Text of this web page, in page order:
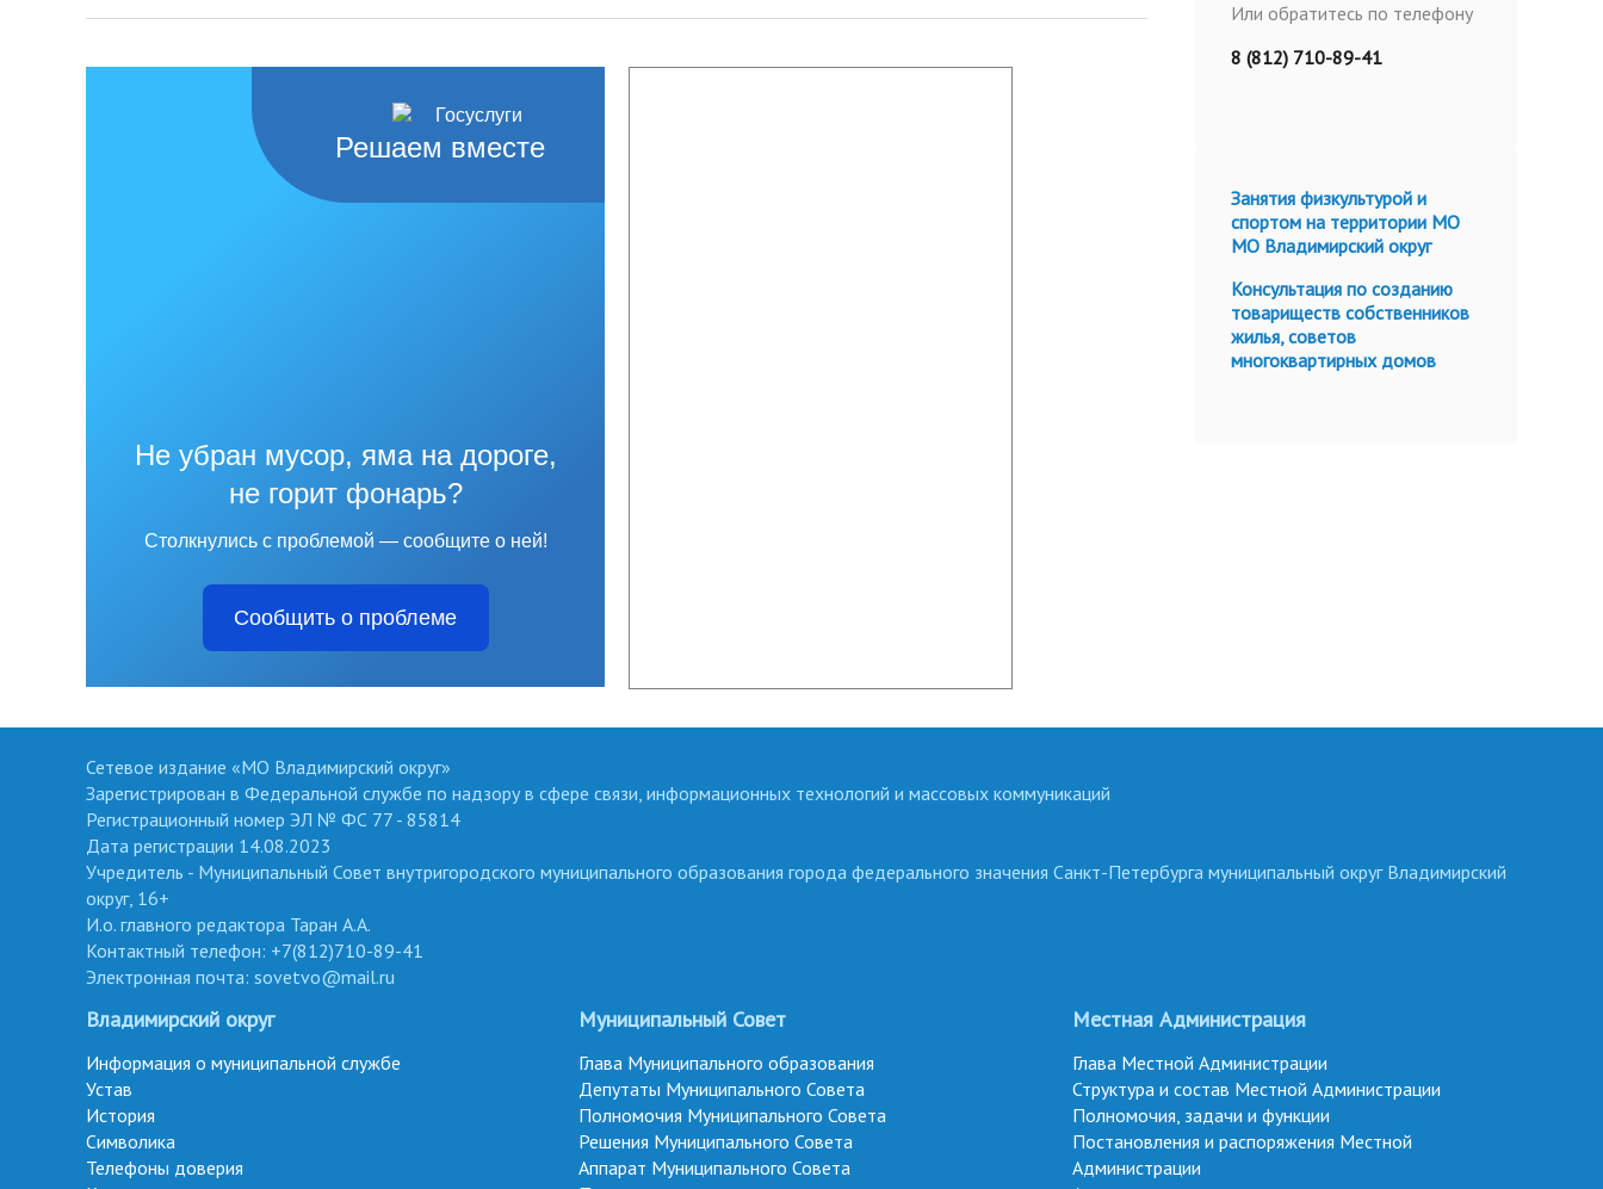
Решаем вместе
Не убран мусор, яма на дороге,
не горит фонарь?
Столкнулись с проблемой — сообщите о ней!
Сообщить о проблеме
Или обратитесь по телефону
8 (812) 710-89-41
Занятия физкультурой и
спортом на территории МО
МО Владимирский округ
Консультация по созданию
товариществ собственников
жилья, советов
многоквартирных домов
Сетевое издание «МО Владимирский округ»
Зарегистрирован в Федеральной службе по надзору в сфере связи, информационных технологий и массовых коммуникаций
Регистрационный номер ЭЛ № ФС 77 - 85814
Дата регистрации 14.08.2023
Учредитель - Муниципальный Совет внутригородского муниципального образования города федерального значения Санкт-Петербурга муниципальный округ Владимирский
округ, 16+
И.о. главного редактора Таран А.А.
Контактный телефон: +7(812)710-89-41
Электронная почта: sovetvo@mail.ru
Владимирский округ
Информация о муниципальной службе
Устав
История
Символика
Телефоны доверия
Муниципальный Совет
Глава Муниципального образования
Депутаты Муниципального Совета
Полномочия Муниципального Совета
Решения Муниципального Совета
Аппарат Муниципального Совета
Местная Администрация
Глава Местной Администрации
Структура и состав Местной Администрации
Полномочия, задачи и функции
Постановления и распоряжения Местной
Администрации